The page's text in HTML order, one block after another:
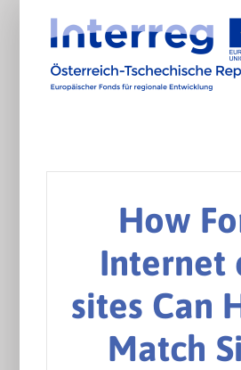
springen
How
Internet
sites Can
Match